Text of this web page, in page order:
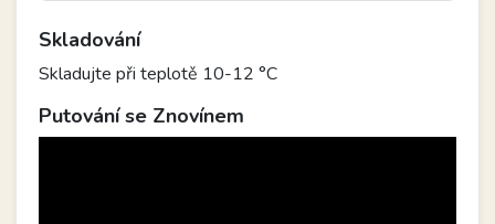
Skladování
Skladujte při teplotě 10-12 °C
Putování se Znovínem